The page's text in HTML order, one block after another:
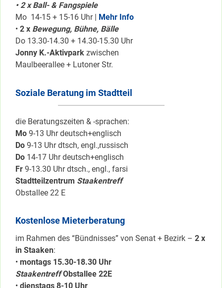
• 2 x Ball- & Fangspiele
Mo 14-15 + 15-16 Uhr | Mehr Info
• 2 x Bewegung, Bühne, Bälle
Do 13.30-14.30 + 14.30-15.30 Uhr
Jonny K.-Aktivpark zwischen
Maulbeerallee + Lutoner Str.
Soziale Beratung im Stadtteil
die Beratungszeiten & -sprachen:
Mo 9-13 Uhr deutsch+englisch
Do 9-13 Uhr dtsch, engl.,russisch
Do 14-17 Uhr deutsch+englisch
Fr 9-13.30 Uhr dtsch., engl., farsi
Stadtteilzentrum Staakentreff
Obstallee 22 E
Kostenlose Mieterberatung
im Rahmen des “Bündnisses” von Senat + Bezirk – 2 x
in Staaken:
• montags 15.30-18.30 Uhr
Staakentreff Obstallee 22E
• dienstags 8-10 Uhr